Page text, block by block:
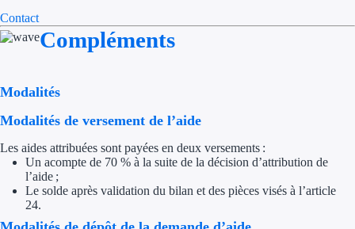
Aides Région
Aides Région
Outre-mer
Contact
Compléments
Modalités
Modalités de versement de l’aide
Les aides attribuées sont payées en deux versements :
Un acompte de 70 % à la suite de la décision d’attribution de
l’aide ;
Le solde après validation du bilan et des pièces visés à l’article
24.